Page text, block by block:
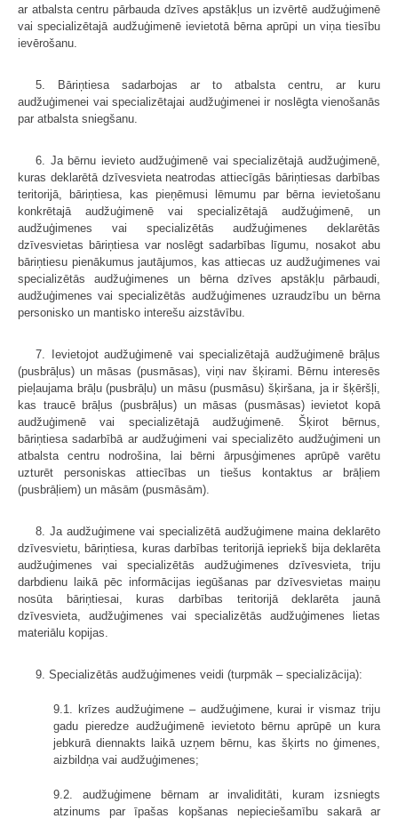
ar atbalsta centru pārbauda dzīves apstākļus un izvērtē audžuģimenē
vai specializētajā audžuģimenē ievietotā bērna aprūpi un viņa tiesību
ievērošanu.
5. Bāriņtiesa sadarbojas ar to atbalsta centru, ar kuru
audžuģimenei vai specializētajai audžuģimenei ir noslēgta vienošanās
par atbalsta sniegšanu.
6. Ja bērnu ievieto audžuģimenē vai specializētajā audžuģimenē,
kuras deklarētā dzīvesvieta neatrodas attiecīgās bāriņtiesas darbības
teritorijā, bāriņtiesa, kas pieņēmusi lēmumu par bērna ievietošanu
konkrētajā audžuģimenē vai specializētajā audžuģimenē, un
audžuģimenes vai specializētās audžuģimenes deklarētās
dzīvesvietas bāriņtiesa var noslēgt sadarbības līgumu, nosakot abu
bāriņtiesu pienākumus jautājumos, kas attiecas uz audžuģimenes vai
specializētās audžuģimenes un bērna dzīves apstākļu pārbaudi,
audžuģimenes vai specializētās audžuģimenes uzraudzību un bērna
personisko un mantisko interešu aizstāvību.
7. Ievietojot audžuģimenē vai specializētajā audžuģimenē brāļus
(pusbrāļus) un māsas (pusmāsas), viņi nav šķirami. Bērnu interesēs
pieļaujama brāļu (pusbrāļu) un māsu (pusmāsu) šķiršana, ja ir šķēršļi,
kas traucē brāļus (pusbrāļus) un māsas (pusmāsas) ievietot kopā
audžuģimenē vai specializētajā audžuģimenē. Šķirot bērnus,
bāriņtiesa sadarbībā ar audžuģimeni vai specializēto audžuģimeni un
atbalsta centru nodrošina, lai bērni ārpusģimenes aprūpē varētu
uzturēt personiskas attiecības un tiešus kontaktus ar brāļiem
(pusbrāļiem) un māsām (pusmāsām).
8. Ja audžuģimene vai specializētā audžuģimene maina deklarēto
dzīvesvietu, bāriņtiesa, kuras darbības teritorijā iepriekš bija deklarēta
audžuģimenes vai specializētās audžuģimenes dzīvesvieta, triju
darbdienu laikā pēc informācijas iegūšanas par dzīvesvietas maiņu
nosūta bāriņtiesai, kuras darbības teritorijā deklarēta jaunā
dzīvesvieta, audžuģimenes vai specializētās audžuģimenes lietas
materiālu kopijas.
9. Specializētās audžuģimenes veidi (turpmāk – specializācija):
9.1. krīzes audžuģimene – audžuģimene, kurai ir vismaz triju
gadu pieredze audžuģimenē ievietoto bērnu aprūpē un kura
jebkurā diennakts laikā uzņem bērnu, kas šķirts no ģimenes,
aizbildņa vai audžuģimenes;
9.2. audžuģimene bērnam ar invaliditāti, kuram izsniegts
atzinums par īpašas kopšanas nepieciešamību sakarā ar